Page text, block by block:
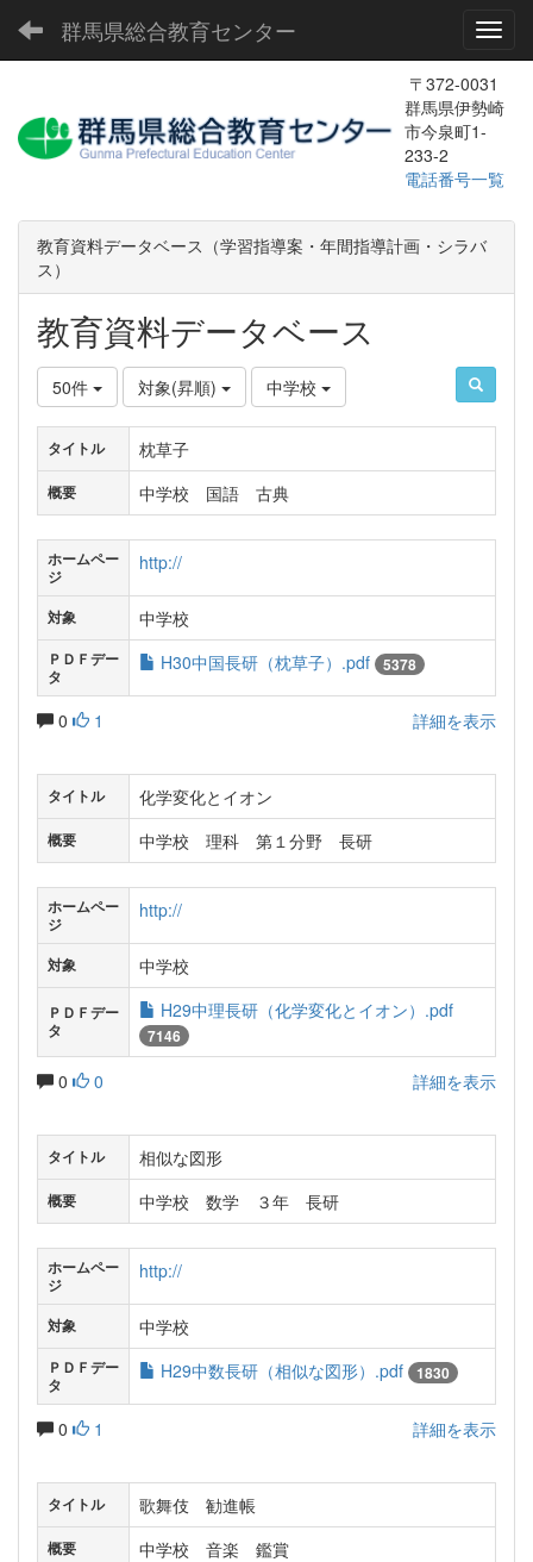
群馬県総合教育センター
〒372-0031
群馬県伊勢崎
市今泉町1-
233-2
電話番号一覧
教育資料データベース（学習指導案・年間指導計画・シラバ
ス）
教育資料データベース
50件 対象(昇順) 中学校
タイトル 枕草子
概要 中学校 国語 古典
ホームペー
ジ
http://
対象 中学校
ＰＤＦデー
タ
H30中国長研（枕草子）.pdf 5378
0 1 詳細を表示
タイトル 化学変化とイオン
概要 中学校 理科 第１分野 長研
ホームペー
ジ
http://
対象 中学校
ＰＤＦデー
タ
H29中理長研（化学変化とイオン）.pdf
7146
0 0 詳細を表示
タイトル 相似な図形
概要 中学校 数学 ３年 長研
ホームペー
ジ
http://
対象 中学校
ＰＤＦデー
タ
H29中数長研（相似な図形）.pdf 1830
0 1 詳細を表示
タイトル 歌舞伎 勧進帳
概要 中学校 音楽 鑑賞